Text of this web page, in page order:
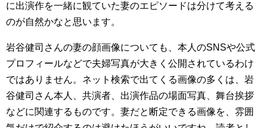
に出演作を一緒に観ていた妻のエピソードは分けて考える
のが自然かなと思います。
岩谷健司さんの妻の顔画像についても、本人のSNSや公式
プロフィールなどで夫婦写真が大きく公開されているわけ
ではありません。ネット検索で出てくる画像の多くは、岩
谷健司さん本人、共演者、出演作品の場面写真、舞台挨拶
などに関連するものです。妻だと断定できる画像を、雰囲